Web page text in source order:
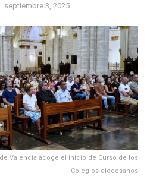
septiembre 3, 2025
Valencia acoge el inicio de Curso de los
Colegios diocesanos